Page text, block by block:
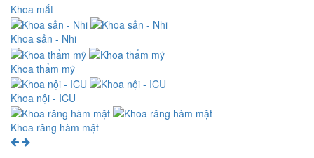
Khoa mắt
Khoa sản - Nhi
Khoa thẩm mỹ
Khoa nội - ICU
Khoa răng hàm mặt